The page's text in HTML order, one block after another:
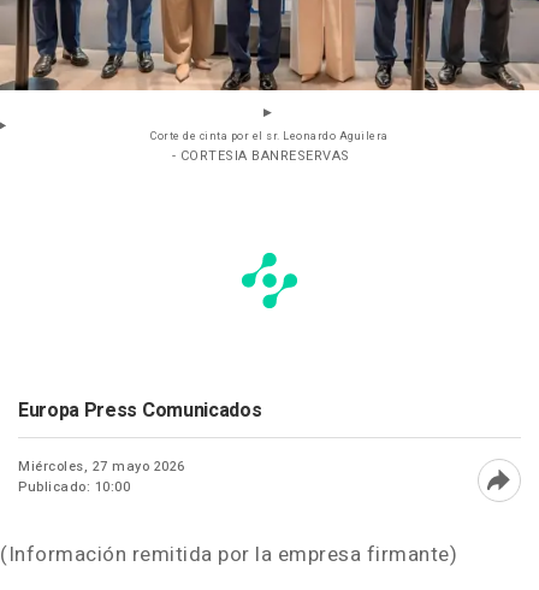
Corte de cinta por el sr. Leonardo Aguilera
- CORTESIA BANRESERVAS
Europa Press Comunicados
Miércoles, 27 mayo 2026
Publicado: 10:00
(Información remitida por la empresa firmante)